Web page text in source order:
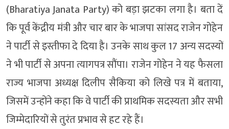
(Bharatiya Janata Party) को बड़ा झटका लगा है। बता दें
कि पूर्व केंद्रीय मंत्री और चार बार के भाजपा सांसद राजेन गोहेन
ने पार्टी से इस्तीफा दे दिया है। उनके साथ कुल 17 अन्य सदस्यों
ने भी पार्टी से अपना त्यागपत्र सौंपा। राजेन गोहेन ने यह फैसला
राज्य भाजपा अध्यक्ष दिलीप सैकिया को लिखे पत्र में बताया,
जिसमें उन्होंने कहा कि वे पार्टी की प्राथमिक सदस्यता और सभी
जिम्मेदारियों से तुरंत प्रभाव से हट रहे हैं।